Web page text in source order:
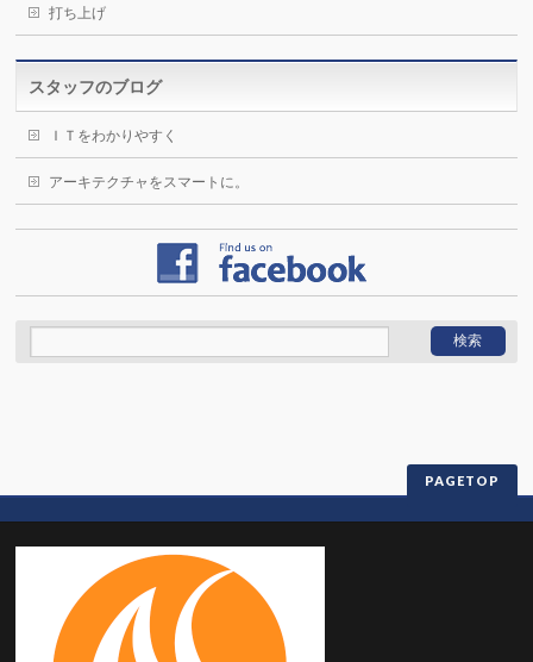
打ち上げ
スタッフのブログ
ＩＴをわかりやすく
アーキテクチャをスマートに。
PAGETOP